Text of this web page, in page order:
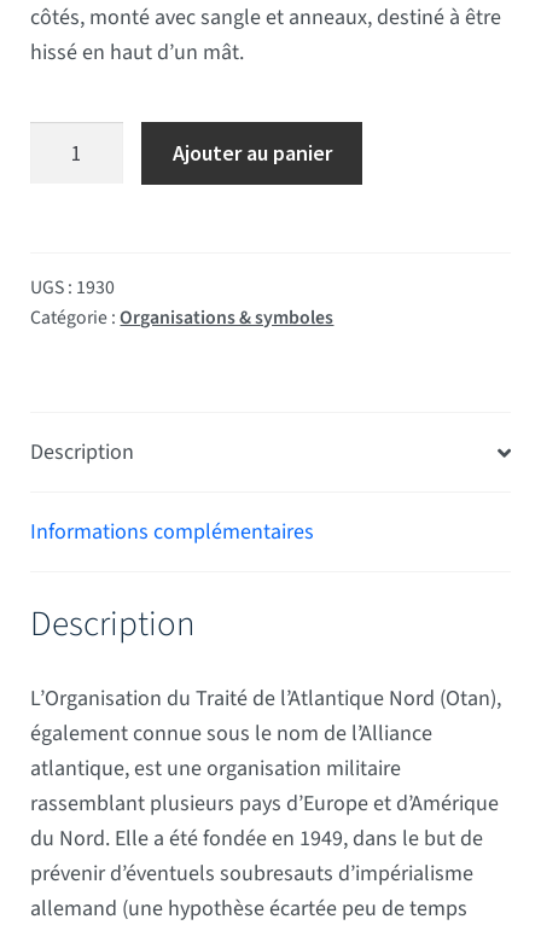
côtés, monté avec sangle et anneaux, destiné à être
hissé en haut d’un mât.
quantité de Drapeau OTAN 60*90 cm
Ajouter au panier
UGS : 1930
Catégorie :Organisations & symboles
Description
Informations complémentaires
Description
L’Organisation du Traité de l’Atlantique Nord (Otan),
également connue sous le nom de l’Alliance
atlantique, est une organisation militaire
rassemblant plusieurs pays d’Europe et d’Amérique
du Nord. Elle a été fondée en 1949, dans le but de
prévenir d’éventuels soubresauts d’impérialisme
allemand (une hypothèse écartée peu de temps